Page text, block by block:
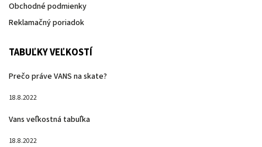
Obchodné podmienky
Reklamačný poriadok
TABUĽKY VEĽKOSTÍ
Prečo práve VANS na skate?
18.8.2022
Vans veľkostná tabuľka
18.8.2022